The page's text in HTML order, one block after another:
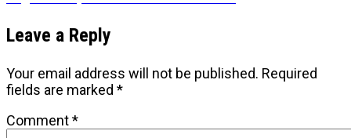
Leave a Reply
Your email address will not be published. Required
fields are marked *
Comment*